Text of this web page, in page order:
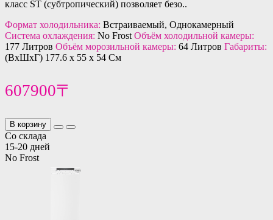
класс ST (субтропический) позволяет безо..
Формат холодильника: Встраиваемый, Однокамерный
Система охлаждения: No Frost Объём холодильной камеры:
177 Литров Объём морозильной камеры: 64 Литров Габариты:
(ВхШхГ) 177.6 х 55 х 54 См
607900〒
В корзину
Со склада
15-20 дней
No Frost